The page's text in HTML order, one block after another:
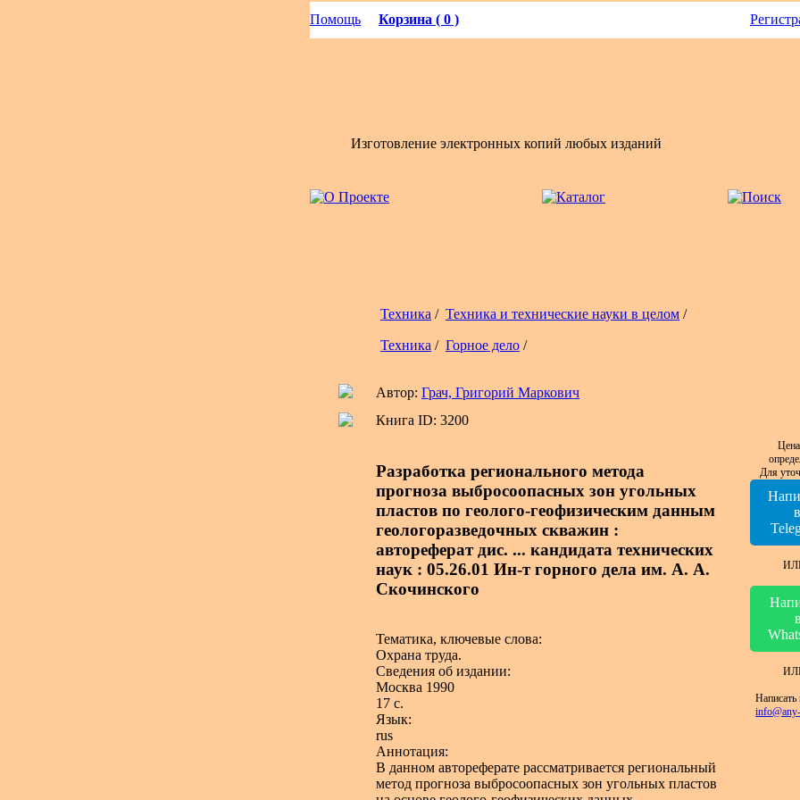
Помощь Корзина ( 0 )
Изготовление электронных копий любых изданий
Техника / Техника и технические науки в целом /
Техника / Горное дело /
Автор: Грач, Григорий Маркович
Книга ID: 3200
Разработка регионального метода
прогноза выбросоопасных зон угольных
пластов по геолого-геофизическим данным
геологоразведочных скважин :
автореферат дис. ... кандидата технических
наук : 05.26.01 Ин-т горного дела им. А. А.
Скочинского
Тематика, ключевые слова:
Охрана труда.
Сведения об издании:
Москва 1990
17 с.
Язык:
rus
Аннотация:
В данном автореферате рассматривается региональный
метод прогноза выбросоопасных зон угольных пластов
Для
в
в
Написать